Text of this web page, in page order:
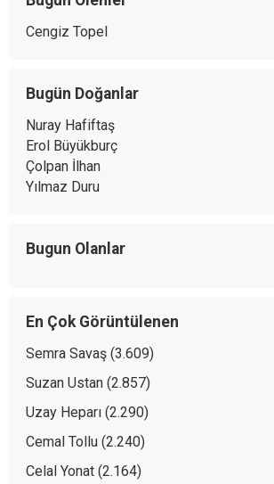
Cengiz Topel
Bugün Doğanlar
Nuray Hafiftaş
Erol Büyükburç
Çolpan İlhan
Yılmaz Duru
Bugun Olanlar
En Çok Görüntülenen
Semra Savaş (3.609)
Suzan Ustan (2.857)
Uzay Heparı (2.290)
Cemal Tollu (2.240)
Celal Yonat (2.164)